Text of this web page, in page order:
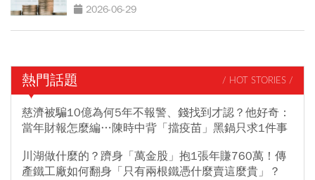
2026-06-29
熱門話題 / HOT STORIES /
慈濟被騙10億為何5年不報警、錢找到才認？他好奇：
當年財報怎麼編…陳時中背「擋疫苗」黑鍋只求1件事
川湖做什麼的？躋身「萬金股」抱1張年賺760萬！傳
產鐵工廠如何翻身「只有兩根鐵憑什麼賣這麼貴」？